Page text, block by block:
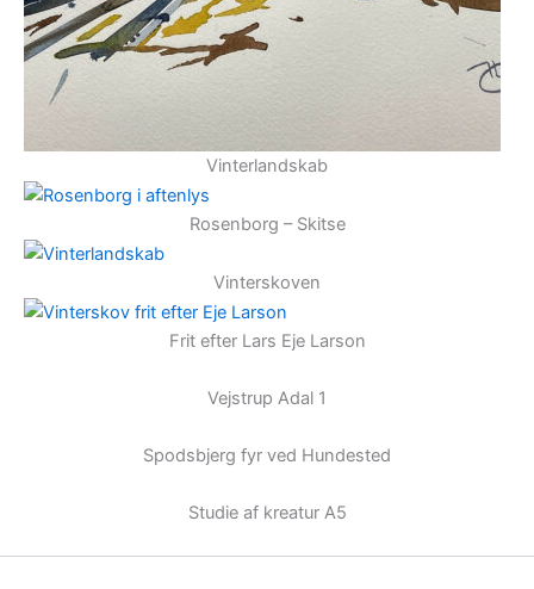
Vinterlandskab
Rosenborg – Skitse
Vinterskoven
Frit efter Lars Eje Larson
Vejstrup Adal 1
Spodsbjerg fyr ved Hundested
Studie af kreatur A5